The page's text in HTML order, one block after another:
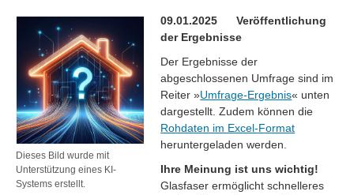
Dieses Bild wurde mit
Unterstützung eines KI-
Systems erstellt.
09.01.2025 Veröffentlichung
der Ergebnisse
Der Ergebnisse der
abgeschlossenen Umfrage sind im
Reiter »Umfrage-Ergebnis« unten
dargestellt. Zudem können die
Rohdaten im Excel-Format
heruntergeladen werden.
Ihre Meinung ist uns wichtig!
Glasfaser ermöglicht schnelleres